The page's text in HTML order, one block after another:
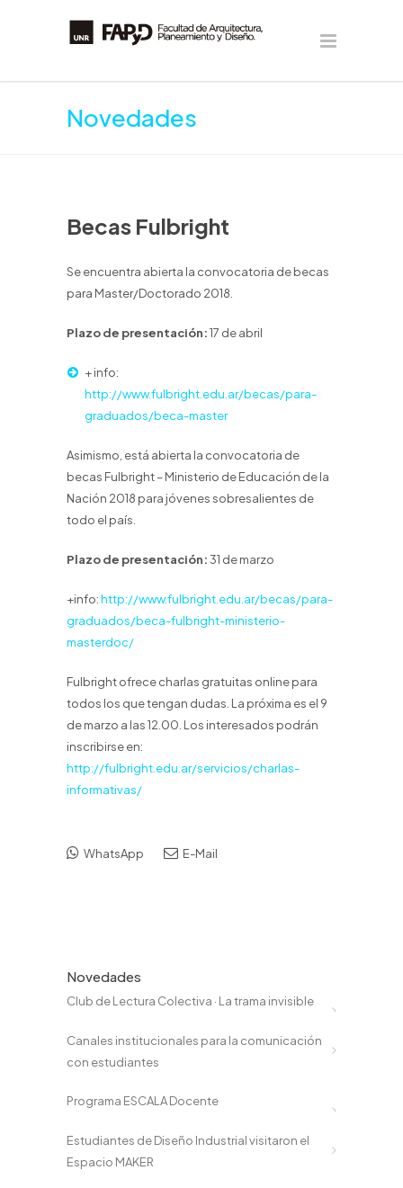
Novedades
Becas Fulbright
Se encuentra abierta la convocatoria de becas
para Master/Doctorado 2018.
Plazo de presentación:17 de abril
+ info:
http://www.fulbright.edu.ar/becas/para-
graduados/beca-master
Asimismo, está abierta la convocatoria de
becas Fulbright – Ministerio de Educación de la
Nación 2018 para jóvenes sobresalientes de
todo el país.
Plazo de presentación:31 de marzo
+info:http://www.fulbright.edu.ar/becas/para-
graduados/beca-fulbright-ministerio-
masterdoc/
Fulbright ofrece charlas gratuitas online para
todos los que tengan dudas. La próxima es el 9
de marzo a las 12.00. Los interesados podrán
inscribirse en:
http://fulbright.edu.ar/servicios/charlas-
informativas/
WhatsApp E-Mail
Novedades
Club de Lectura Colectiva · La trama invisible
Canales institucionales para la comunicación
con estudiantes
Programa ESCALA Docente
Estudiantes de Diseño Industrial visitaron el
Espacio MAKER